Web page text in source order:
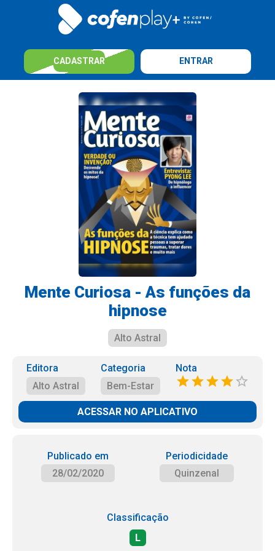
CADASTRAR ENTRAR
Mente Curiosa - As funções da
hipnose
Alto Astral
Editora
Alto Astral
Categoria
Bem-Estar
Nota
ACESSAR NO APLICATIVO
Publicado em
28/02/2020
Periodicidade
Quinzenal
Classificação
L